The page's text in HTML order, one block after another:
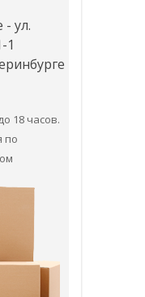
- ул.
1
18 часов.
по